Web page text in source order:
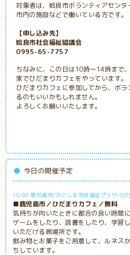
対象者は、姶良市ボランティアセン
市内の施設などで働いている方です。
【申し込み先】
姶良市社会福祉協議会
0995-65-7757
ちなみに、この日は10時～14時まで
家でひだまりカフェをやっています。
ひだまりカフェに参加してから、ボ
るのもいいかもしれません。
よろしくお願いいたします。
今日の開催予定
10:00 鹿児島市/かごしま市民福祉プラザ/ひ
■鹿児島市／ひだまりカフェ／無料
気持ちが向いたときに都合の良い時間
ゲームをしたり、読書をしたり、学
いただける居場所です。
飲み物とお菓子をご用意して、ルネス
ちしています。